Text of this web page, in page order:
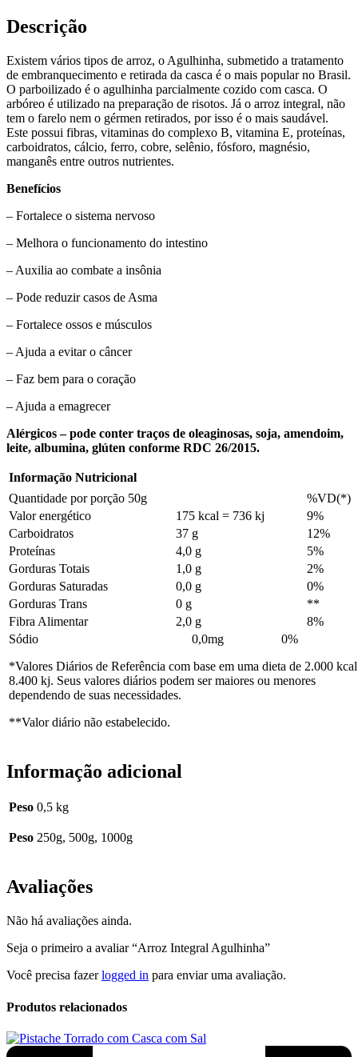
Descrição
Existem vários tipos de arroz, o Agulhinha, submetido a tratamento
de embranquecimento e retirada da casca é o mais popular no Brasil.
O parboilizado é o agulhinha parcialmente cozido com casca. O
arbóreo é utilizado na preparação de risotos. Já o arroz integral, não
tem o farelo nem o gérmen retirados, por isso é o mais saudável.
Este possui fibras, vitaminas do complexo B, vitamina E, proteínas,
carboidratos, cálcio, ferro, cobre, selênio, fósforo, magnésio,
manganês entre outros nutrientes.
Benefícios
– Fortalece o sistema nervoso
– Melhora o funcionamento do intestino
– Auxilia ao combate a insônia
– Pode reduzir casos de Asma
– Fortalece ossos e músculos
– Ajuda a evitar o câncer
– Faz bem para o coração
– Ajuda a emagrecer
Alérgicos – pode conter traços de oleaginosas, soja, amendoim,
leite, albumina, glúten conforme RDC 26/2015.
Informação Nutricional
Quantidade por porção 50g
%VD(*)
Valor energético
175 kcal = 736 kj
9%
Carboidratos
37 g
12%
Proteínas
4,0 g
5%
Gorduras Totais
1,0 g
2%
Gorduras Saturadas
0,0 g
0%
Gorduras Trans
0 g
**
Fibra Alimentar
2,0 g
8%
Sódio 0,0mg 0%
*Valores Diários de Referência com base em uma dieta de 2.000
8.400 kj. Seus valores diários podem ser maiores ou menores
dependendo de suas necessidades.
**Valor diário não estabelecido.
Informação adicional
Peso 0,5 kg
Peso 250g, 500g, 1000g
Avaliações
Não há avaliações ainda.
Seja o primeiro a avaliar “Arroz Integral Agulhinha”
Você precisa fazerlogged in para enviar uma avaliação.
Produtos relacionados